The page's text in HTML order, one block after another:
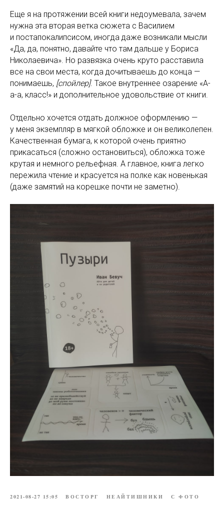
Еще я на протяжении всей книги недоумевала, зачем
нужна эта вторая ветка сюжета с Василием
и постапокалипсисом, иногда даже возникали мысли
«Да, да, понятно, давайте что там дальше у Бориса
Николаевича». Но развязка очень круто расставила
все на свои места, когда дочитываешь до конца —
понимаешь, [спойлер]. Такое внутреннее озарение «А-
а-а, класс!» и дополнительное удовольствие от книги.
Отдельно хочется отдать должное оформлению —
у меня экземпляр в мягкой обложке и он великолепен.
Качественная бумага, к которой очень приятно
прикасаться (сложно остановиться), обложка тоже
крутая и немного рельефная. А главное, книга легко
пережила чтение и красуется на полке как новенькая
(даже замятий на корешке почти не заметно).
2021-08-27 15:05 ВОСТОРГ НЕАЙТИШНИКИ С ФОТО